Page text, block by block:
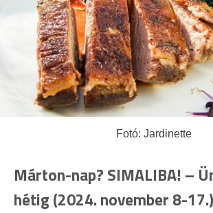
Fotó: Jardinette
Márton-nap? SIMALIBA! –
hétig (2024. november 8-17.)